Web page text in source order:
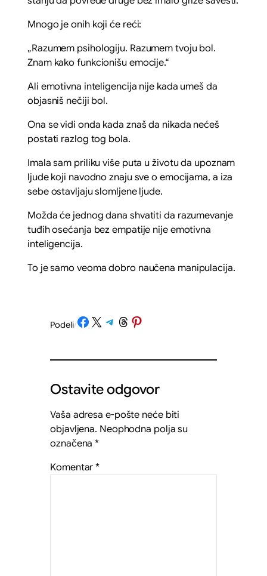
Mnogo je onih koji će reći:
„Razumem psihologiju. Razumem tvoju bol.
Znam kako funkcionišu emocije.“
Ali emotivna inteligencija nije kada umeš da
objasniš nečiji bol.
Ona se vidi onda kada znaš da nikada nećeš
postati razlog tog bola.
Imala sam priliku više puta u životu da upoznam
ljude koji navodno znaju sve o emocijama, a iza
sebe ostavljaju slomljene ljude.
Možda će jednog dana shvatiti da razumevanje
tuđih osećanja bez empatije nije emotivna
inteligencija.
To je samo veoma dobro naučena manipulacija.
Podeli/Share on Facebook
Share on X Share on Telegram
Share on Threads
Share on Pinterest
Ostavite odgovor
Vaša adresa e-pošte neće biti
objavljena. Neophodna polja su
označena*
Komentar*